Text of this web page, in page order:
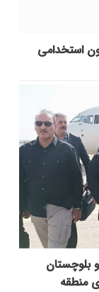
استخدامی
منطقه